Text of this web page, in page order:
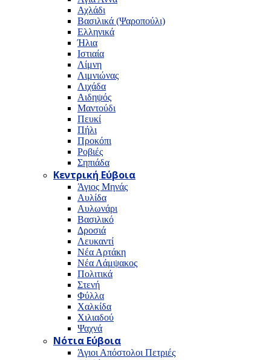
Αχλάδι
Βασιλικά (Ψαροπούλι)
Ελληνικά
Ήλια
Ιστιαία
Λίμνη
Λιμνιώνας
Λιχάδα
Αιδηψός
Μαντούδι
Πευκί
Πήλι
Προκόπι
Ροβιές
Σηπιάδα
Κεντρική Εύβοια
Άγιος Μηνάς
Αυλίδα
Αυλωνάρι
Βασιλικό
Δροσιά
Λευκαντί
Νέα Αρτάκη
Νέα Λάμψακος
Πολιτικά
Στενή
Φύλλα
Χαλκίδα
Χιλιαδού
Ψαχνά
Νότια Εύβοια
Άγιοι Απόστολοι Πετριές